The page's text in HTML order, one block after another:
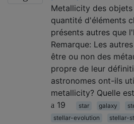
Metallicity des
quantité d'éléments
présents autres que
Remarque: Les
être ou non des
propre de leur
astronomes ont-ils
metallicity? Quelle
19
star galaxy
stellar-evolution
stellar-